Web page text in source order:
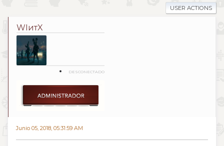
USER ACTIONS
WIитX
DESCONECTADO
Junio 05, 2018, 05:31:59 AM